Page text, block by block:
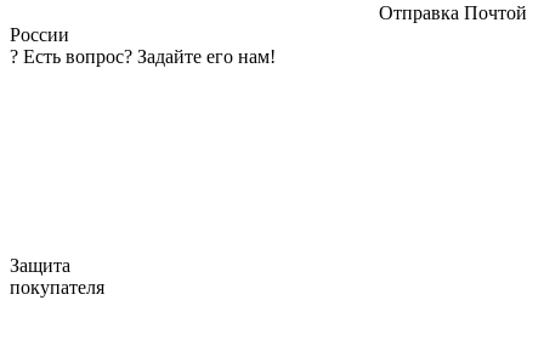
Отправка Почтой
России
? Есть вопрос? Задайте его нам!
Защита
покупателя